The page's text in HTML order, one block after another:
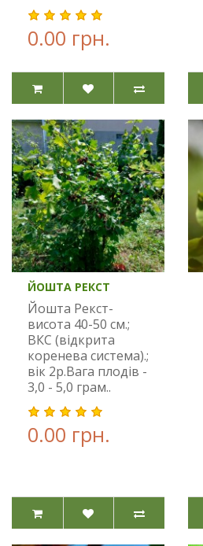
0.00 грн.
ЙОШТА РЕКСТ
Йошта Рекст-
висота 40-50 см.;
ВКС (відкрита
коренева система).;
вік 2р.Вага плодів -
3,0 - 5,0 грам..
0.00 грн.